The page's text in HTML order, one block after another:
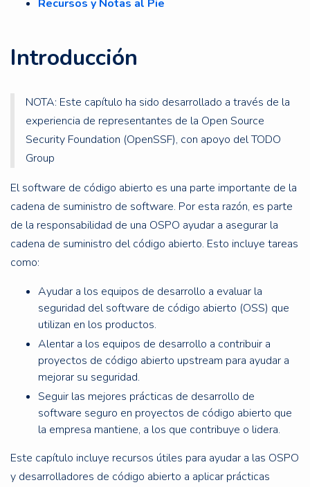
Recursos y Notas al Pie
Introducción
NOTA: Este capítulo ha sido desarrollado a través de la
experiencia de representantes de la Open Source
Security Foundation (OpenSSF), con apoyo del TODO
Group
El software de código abierto es una parte importante de la
cadena de suministro de software. Por esta razón, es parte
de la responsabilidad de una OSPO ayudar a asegurar la
cadena de suministro del código abierto. Esto incluye tareas
como:
Ayudar a los equipos de desarrollo a evaluar la
seguridad del software de código abierto (OSS) que
utilizan en los productos.
Alentar a los equipos de desarrollo a contribuir a
proyectos de código abierto upstream para ayudar a
mejorar su seguridad.
Seguir las mejores prácticas de desarrollo de
software seguro en proyectos de código abierto que
la empresa mantiene, a los que contribuye o lidera.
Este capítulo incluye recursos útiles para ayudar a las OSPO
y desarrolladores de código abierto a aplicar prácticas